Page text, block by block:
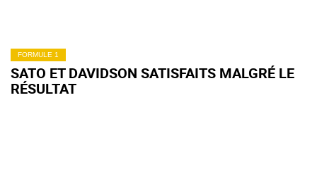
FORMULE 1
SATO ET DAVIDSON SATISFAITS MALGRÉ LE
RÉSULTAT